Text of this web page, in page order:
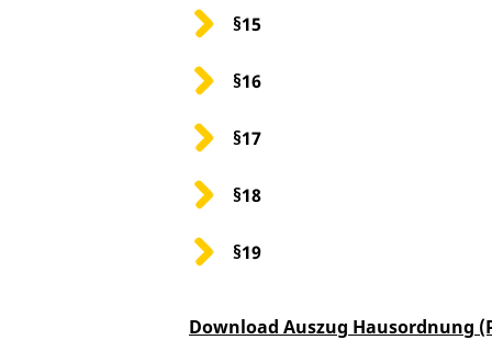
§15
§16
§17
§18
§19
Download Auszug Hausordnung